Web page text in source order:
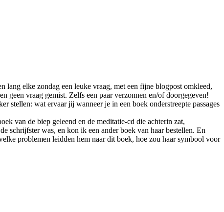
lang elke zondag een leuke vraag, met een fijne blogpost omkleed,
geen vraag gemist. Zelfs een paar verzonnen en/of doorgegeven!
stellen: wat ervaar jij wanneer je in een boek onderstreepte passages
van de biep geleend en de meditatie-cd die achterin zat,
schrijfster was, en kon ik een ander boek van haar bestellen. En
problemen leidden hem naar dit boek, hoe zou haar symbool voor